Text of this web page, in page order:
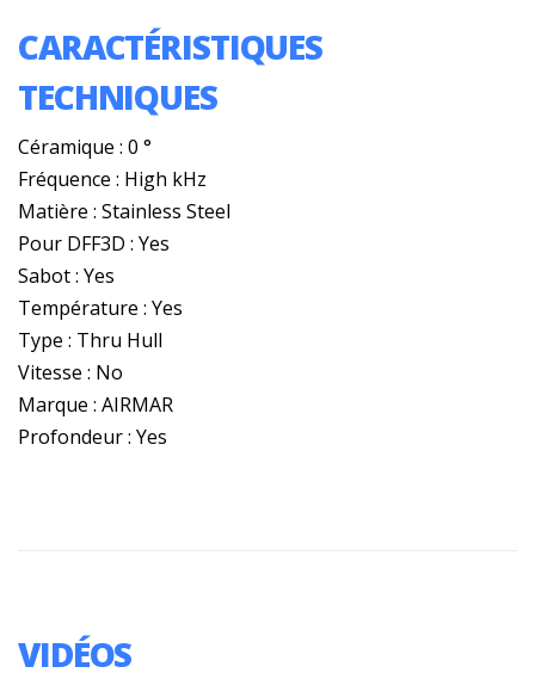
CARACTÉRISTIQUES
TECHNIQUES
Céramique : 0 °
Fréquence : High kHz
Matière : Stainless Steel
Pour DFF3D : Yes
Sabot : Yes
Température : Yes
Type : Thru Hull
Vitesse : No
Marque : AIRMAR
Profondeur : Yes
VIDÉOS